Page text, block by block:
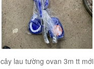
cây lau tường ovan 3m tt mới